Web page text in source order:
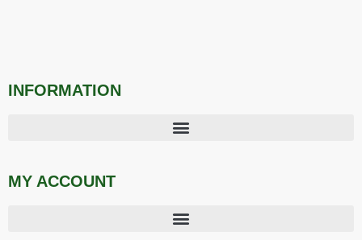
INFORMATION
MY ACCOUNT